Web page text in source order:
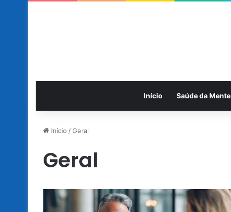
Início Saúde da Mente
Início /Geral
Geral